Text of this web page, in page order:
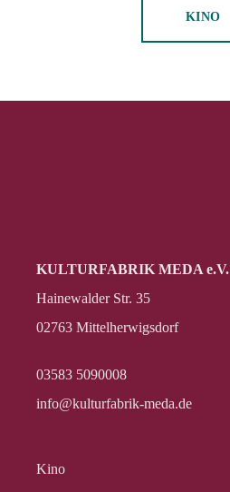
KINO
KULTURFABRIK MEDA e.V.
Hainewalder Str. 35
02763 Mittelherwigsdorf
03583 5090008
info@kulturfabrik-meda.de
Kino